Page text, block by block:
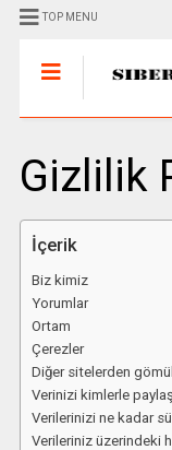
TOP MENU
Gizlilik
İçerik
Biz kimiz
Yorumlar
Ortam
Çerezler
Diğer sitelerden
Verinizi kimlerle
Verilerinizi ne kadar
Verileriniz üzerindeki